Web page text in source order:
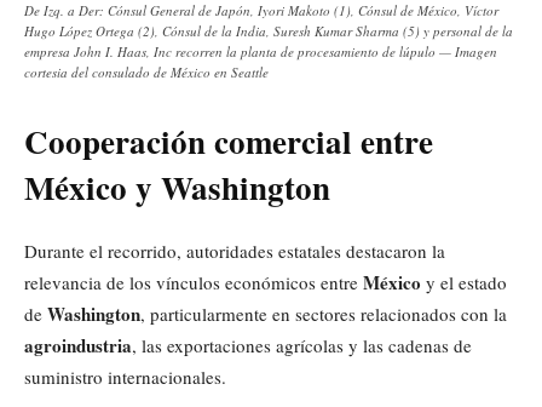
De Izq. a Der: Cónsul General de Japón, Iyori Makoto (1), Cónsul de México, Víctor
Hugo López Ortega (2), Cónsul de la India, Suresh Kumar Sharma (5) y personal de la
empresa John I. Haas, Inc recorren la planta de procesamiento de lúpulo — Imagen
cortesia del consulado de México en Seattle
Cooperación comercial entre
México y Washington
Durante el recorrido, autoridades estatales destacaron la
relevancia de los vínculos económicos entre México y el estado
de Washington, particularmente en sectores relacionados con la
agroindustria, las exportaciones agrícolas y las cadenas de
suministro internacionales.